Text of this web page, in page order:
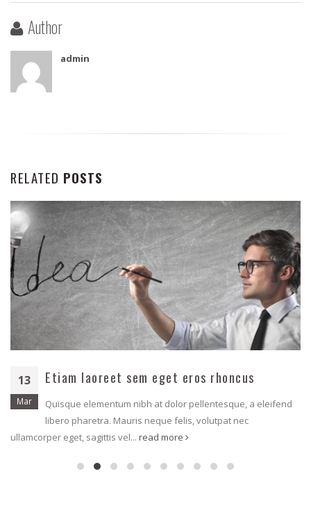
Author
admin
RELATED POSTS
13
Mar
Etiam laoreet sem eget eros rhoncus
Quisque elementum nibh at dolor pellentesque, a eleifend
libero pharetra. Mauris neque felis, volutpat nec
ullamcorper eget, sagittis vel... read more